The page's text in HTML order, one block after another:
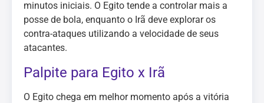
minutos iniciais. O Egito tende a controlar mais a
posse de bola, enquanto o Irã deve explorar os
contra-ataques utilizando a velocidade de seus
atacantes.
Palpite para Egito x Irã
O Egito chega em melhor momento após a vitória